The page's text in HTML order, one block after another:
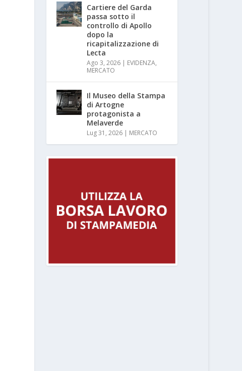
Cartiere del Garda
passa sotto il
controllo di Apollo
dopo la
ricapitalizzazione di
Lecta
Ago 3, 2026 | EVIDENZA,
MERCATO
Il Museo della Stampa
di Artogne
protagonista a
Melaverde
Lug 31, 2026 | MERCATO